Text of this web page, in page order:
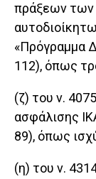
πράξεων των
«Πρόγραμμα
112), όπως
(ζ) του ν.
ασφάλισης
89), όπως
(η) του ν.